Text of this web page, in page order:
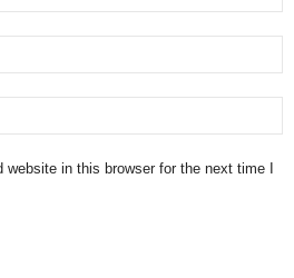
in this browser for the next time I